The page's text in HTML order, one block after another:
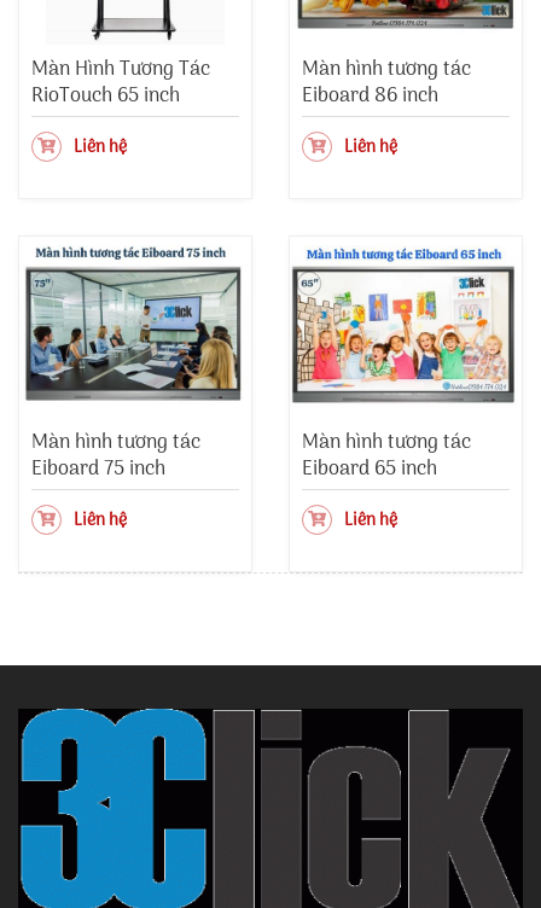
Màn Hình Tương Tác
RioTouch 65 inch
Liên hệ
Màn hình tương tác
Eiboard 86 inch
Liên hệ
Màn hình tương tác
Eiboard 75 inch
Liên hệ
Màn hình tương tác
Eiboard 65 inch
Liên hệ